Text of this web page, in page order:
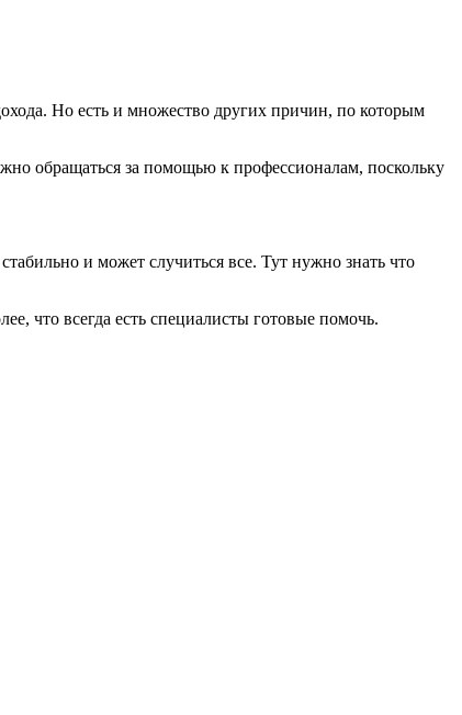
Но есть и множество других причин, по которым
обращаться за помощью к профессионалам, поскольку
и может случиться все. Тут нужно знать что
что всегда есть специалисты готовые помочь.